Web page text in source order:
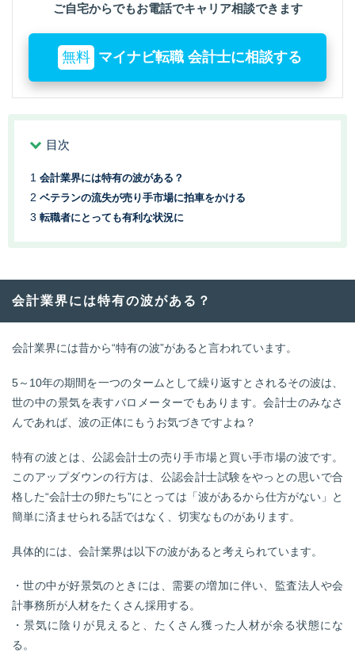
ご自宅からでもお電話でキャリア相談できます
無料 マイナビ転職 会計士に相談する
目次
会計業界には特有の波がある？
ベテランの流失が売り手市場に拍車をかける
転職者にとっても有利な状況に
会計業界には特有の波がある？
会計業界には昔から“特有の波”があると言われています。
5～10年の期間を一つのタームとして繰り返すとされるその波は、
世の中の景気を表すバロメーターでもあります。会計士のみなさ
んであれば、波の正体にもうお気づきですよね？
特有の波とは、公認会計士の売り手市場と買い手市場の波です。
このアップダウンの行方は、公認会計士試験をやっとの思いで合
格した“会計士の卵たち”にとっては「波があるから仕方がない」と
簡単に済ませられる話ではなく、切実なものがあります。
具体的には、会計業界は以下の波があると考えられています。
・世の中が好景気のときには、需要の増加に伴い、監査法人や会
計事務所が人材をたくさん採用する。
・景気に陰りが見えると、たくさん獲った人材が余る状態にな
る。